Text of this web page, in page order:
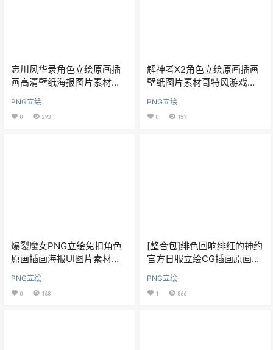
忘川风华录角色立绘原画插
画高清壁纸海报图片素材美
PNG立绘
0 273
解神者X2角色立绘原画插画
壁纸图片素材哥特风游戏设
PNG立绘
0 157
爆裂魔女PNG立绘免扣角色
原画插画海报UI图片素材美
PNG立绘
0 168
[整合包]绯色回响绯红的神约
官方日服立绘CG插画原画高
PNG立绘
1 866